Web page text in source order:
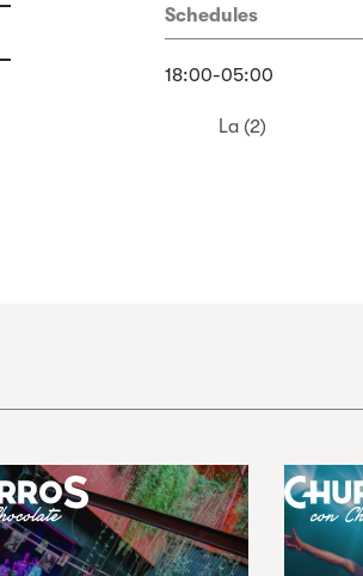
Schedules
18:00-05:00
La (2)